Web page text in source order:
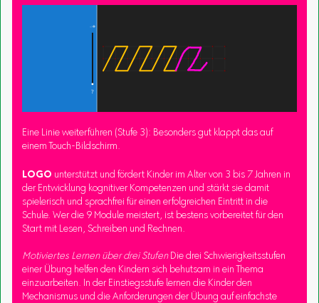
Eine Linie weiterführen (Stufe 3): Besonders gut klappt das auf
einem Touch-Bildschirm.
LOGO unterstützt und fördert Kinder im Alter von 3 bis 7 Jahren in
der Entwicklung kognitiver Kompetenzen und stärkt sie damit
spielerisch und sprachfrei für einen erfolgreichen Eintritt in die
Schule. Wer die 9 Module meistert, ist bestens vorbereitet für den
Start mit Lesen, Schreiben und Rechnen.
Motiviertes Lernen über drei StufenDie drei Schwierigkeitsstufen
einer Übung helfen den Kindern sich behutsam in ein Thema
einzuarbeiten. In der Einstiegsstufe lernen die Kinder den
Mechanismus und die Anforderungen der Übung auf einfachste